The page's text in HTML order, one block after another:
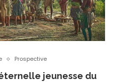
Prospective
jeunesse du